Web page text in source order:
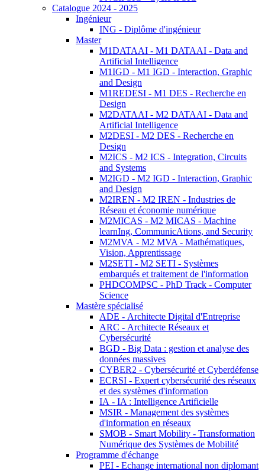
Catalogue 2024 - 2025
Ingénieur
ING - Diplôme d'ingénieur
Master
M1DATAAI - M1 DATAAI - Data and
Artificial Intelligence
M1IGD - M1 IGD - Interaction, Graphic
and Design
M1REDESI - M1 DES - Recherche en
Design
M2DATAAI - M2 DATAAI - Data and
Artificial Intelligence
M2DESI - M2 DES - Recherche en
Design
M2ICS - M2 ICS - Integration, Circuits
and Systems
M2IGD - M2 IGD - Interaction, Graphic
and Design
M2IREN - M2 IREN - Industries de
Réseau et économie numérique
M2MICAS - M2 MICAS - Machine
learnIng, CommunicAtions, and Security
M2MVA - M2 MVA - Mathématiques,
Vision, Apprentissage
M2SETI - M2 SETI - Systèmes
embarqués et traitement de l'information
PHDCOMPSC - PhD Track - Computer
Science
Mastère spécialisé
ADE - Architecte Digital d'Entreprise
ARC - Architecte Réseaux et
Cybersécurité
BGD - Big Data : gestion et analyse des
données massives
CYBER2 - Cybersécurité et Cyberdéfense
ECRSI - Expert cybersécurité des réseaux
et des systèmes d'information
IA - IA : Intelligence Artificielle
MSIR - Management des systèmes
d'information en réseaux
SMOB - Smart Mobility - Transformation
Numérique des Systèmes de Mobilité
Programme d'échange
PEI - Echange international non diplomant